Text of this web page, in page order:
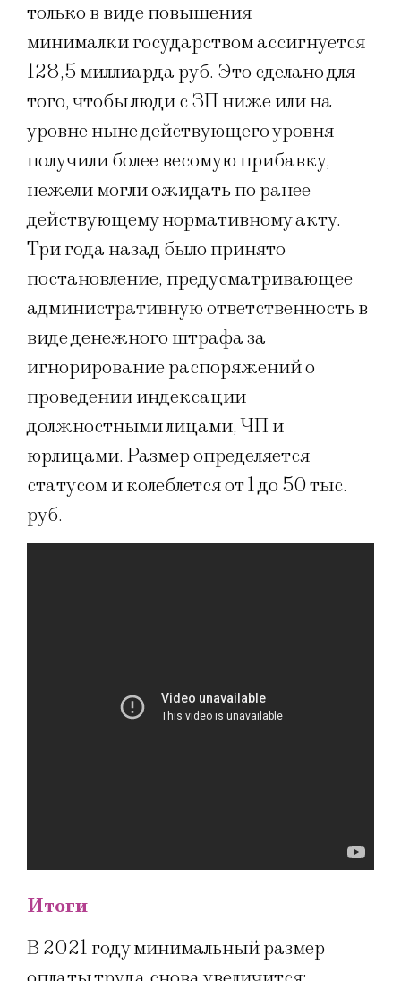
только в виде повышения
минималки государством ассигнуется
128,5 миллиарда руб. Это сделано для
того, чтобы люди с ЗП ниже или на
уровне ныне действующего уровня
получили более весомую прибавку,
нежели могли ожидать по ранее
действующему нормативному акту.
Три года назад было принято
постановление, предусматривающее
административную ответственность в
виде денежного штрафа за
игнорирование распоряжений о
проведении индексации
должностными лицами, ЧП и
юрлицами. Размер определяется
статусом и колеблется от 1 до 50 тыс.
руб.
Итоги
В 2021 году минимальный размер